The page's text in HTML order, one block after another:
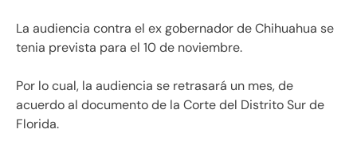
La audiencia contra el ex gobernador de Chihuahua se
tenia prevista para el 10 de noviembre.
Por lo cual, la audiencia se retrasará un mes, de
acuerdo al documento de la Corte del Distrito Sur de
Florida.